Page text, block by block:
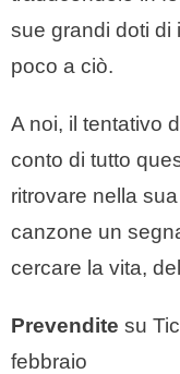
sue grandi doti di
poco a ciò.
A noi, il tentativo
conto di tutto
ritrovare nella
canzone un
cercare la vita,
Prevendite su
febbraio